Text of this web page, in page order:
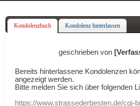
Kondolenzbuch Kondolenz hinterlassen
geschrieben von
Bereits hinterlassene Kondolenzen
angezeigt werden.
Bitte melden Sie sich über folgenden
https://www.strassederbesten.de/cgi-